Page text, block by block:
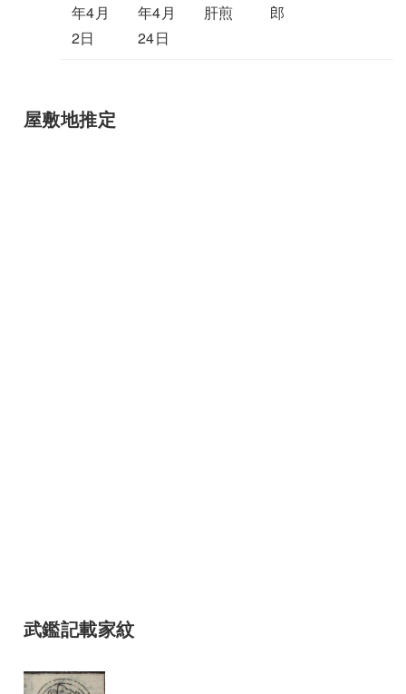
年4月
2日
年4月
24日
肝煎
郎
屋敷地推定
武鑑記載家紋